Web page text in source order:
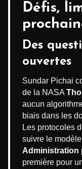
Défis,
Des
ouvertes
Sundar Pichai
de la NASA
aucun
biais dans les
Les protocoles
suivre le
Administration
première pour